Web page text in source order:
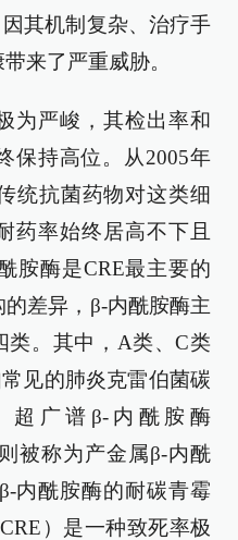
其机制复杂、治疗手
来了严重威胁。
为严峻，其检出率和
保持高位。从2005年
统抗菌药物对这类细
药率始终居高不下且
胺酶是CRE最主要的
差异，β-内酰胺酶主
类。其中，A类、C类
见的肺炎克雷伯菌碳
超广谱β-内酰胺酶
被称为产金属β-内酰
内酰胺酶的耐碳青霉
）是一种致死率极